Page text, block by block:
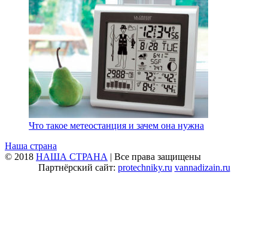
Что такое метеостанция и зачем она нужна
Наша страна
© 2018 НАША СТРАНА | Все права защищены
Партнёрский сайт: protechniky.ru vannadizain.ru